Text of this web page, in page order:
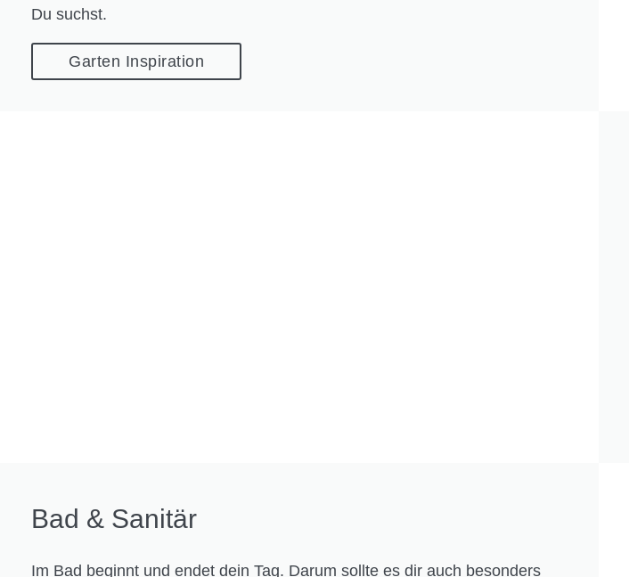
Du suchst.
Garten Inspiration
Bad & Sanitär
Im Bad beginnt und endet dein Tag. Darum sollte es dir auch besonders